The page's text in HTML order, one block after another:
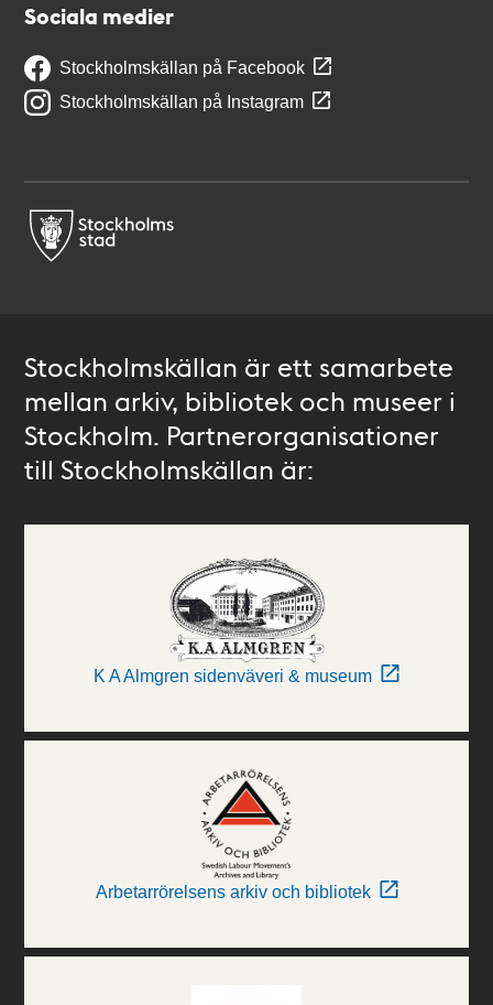
Sociala medier
Stockholmskällan på Facebook
Stockholmskällan på Instagram
Stockholmskällan är ett samarbete
mellan arkiv, bibliotek och museer i
Stockholm. Partnerorganisationer
till Stockholmskällan är:
K A Almgren sidenväveri & museum
Arbetarrörelsens arkiv och bibliotek